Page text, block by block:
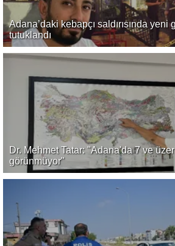
Adana’daki kebapçı saldırısında
tutuklandı
Dr. Mehmet Tatar: "Adana'da 7 ve
görünmüyor"